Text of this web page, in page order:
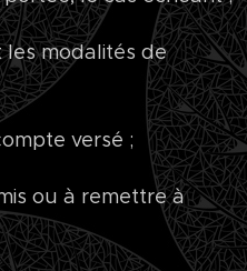
modalités de
versé ;
ou à remettre à